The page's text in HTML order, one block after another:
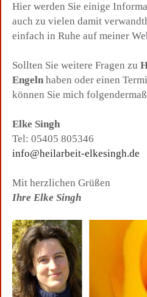
Hier werden Sie einige
auch zu vielen damit
einfach in Ruhe auf meiner
Sollten Sie weitere Fragen zu
Engeln haben oder einen
können Sie mich
Elke Singh
Tel: 05405 805346
info@heilarbeit-elkesingh.de
Mit herzlichen Grüßen
Ihre Elke Singh